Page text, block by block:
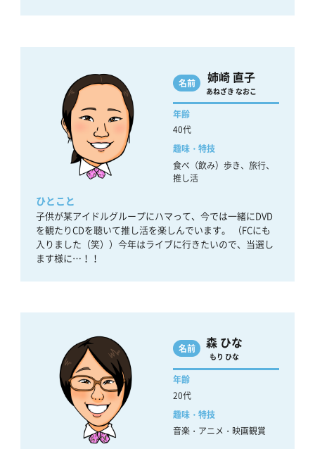
名前 姉崎 直子
あねざき なおこ
年齢
40代
趣味・特技
食べ（飲み）歩き、旅行、
推し活
ひとこと
子供が某アイドルグループにハマって、今では一緒にDVD
を観たりCDを聴いて推し活を楽しんでいます。 （FCにも
入りました（笑））今年はライブに行きたいので、当選し
ます様に…！！
名前 森 ひな
もり ひな
年齢
20代
趣味・特技
音楽・アニメ・映画観賞